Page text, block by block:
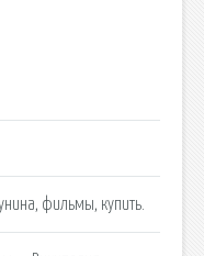
фильмы, купить.